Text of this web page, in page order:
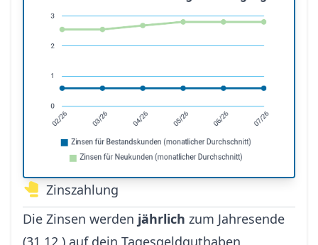
Zinszahlung
Die Zinsen werden jährlich zum Jahresende